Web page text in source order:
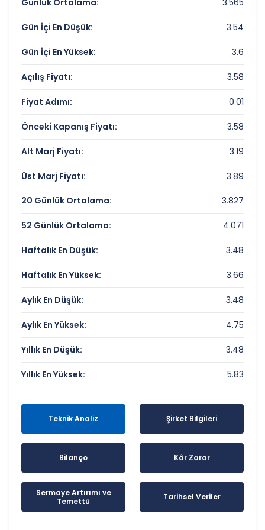
Piyasa Değeri/Defter Değeri (PD/DD):
0.43
SANICA ISI SANAYI Rekorlar ve Önemli
Seviyeler
Bugün Gördüğü En Yüksek Fiyat:
3.6 TL
Son 1 Yılın Zirvesi:
5.83 TL
Son 1 Yılın Dibi:
3.48 TL
Günlük Ortalama: 3.565
Gün İçi En Düşük: 3.54
Gün İçi En Yüksek: 3.6
Açılış Fiyatı: 3.58
Fiyat Adımı: 0.01
Önceki Kapanış Fiyatı: 3.58
Alt Marj Fiyatı: 3.19
Üst Marj Fiyatı: 3.89
20 Günlük Ortalama: 3.827
52 Günlük Ortalama: 4.071
Haftalık En Düşük: 3.48
Haftalık En Yüksek: 3.66
Aylık En Düşük: 3.48
Aylık En Yüksek: 4.75
Yıllık En Düşük: 3.48
Yıllık En Yüksek: 5.83
Teknik Analiz Şirket Bilgileri
Bilanço Kâr Zarar
Sermaye Artırımı ve
Temettü
Tarihsel Veriler